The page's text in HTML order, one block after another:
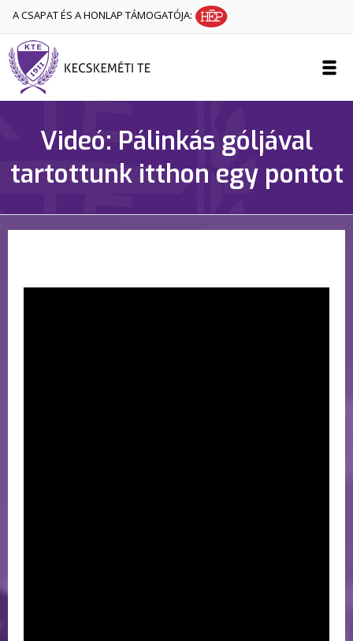
A CSAPAT ÉS A HONLAP TÁMOGATÓJA:
Videó: Pálinkás góljával
tartottunk itthon egy pontot